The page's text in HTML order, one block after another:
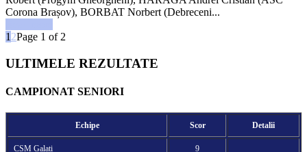
Corona Brașov), BORBAT Norbert (Debreceni...
1 2Page 1 of 2
ULTIMELE REZULTATE
CAMPIONAT SENIORI
Echipe Scor Detalii
CSM Galati
9